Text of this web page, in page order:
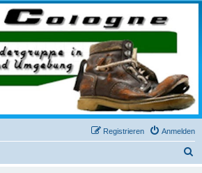
Anmelden
Registrieren